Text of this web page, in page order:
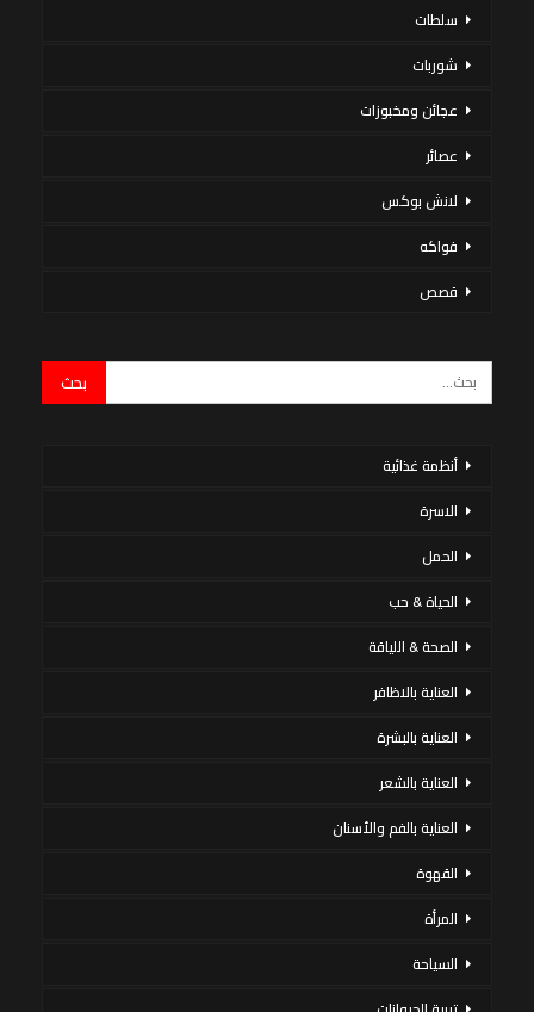
سلطات
شوربات
عجائن ومخبوزات
عصائر
لانش بوكس
فواكه
قصص
أنظمة غذائية
الاسرة
الحمل
الحياة & حب
الصحة & اللياقة
العناية بالاظافر
العناية بالبشرة
العناية بالشعر
العناية بالفم والأسنان
القهوة
المرأة
السياحة